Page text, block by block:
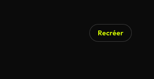
Recréer